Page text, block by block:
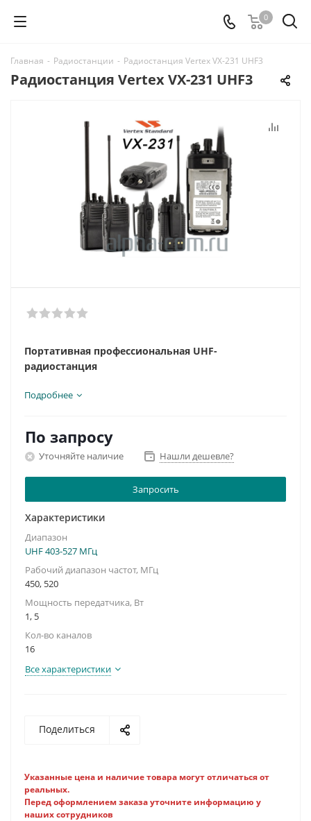
0
Главная - Радиостанции - Радиостанция Vertex VX-231 UHF3
Радиостанция Vertex VX-231 UHF3
Портативная профессиональная UHF-
радиостанция
Радиостанция снята с производства,
Рабочий диапазон частот, МГц: 450-520
Мощность передатчика, Вт: 1,0...5,0
Подробнее
По запросу
Уточняйте наличие Нашли дешевле?
Запросить
Характеристики
Диапазон
UHF 403-527 МГц
Рабочий диапазон частот, МГц
450, 520
Мощность передатчика, Вт
1, 5
Кол-во каналов
16
Все характеристики
Поделиться
Указанные цена и наличие товара могут отличаться от
реальных.
Перед оформлением заказа уточните информацию у
наших сотрудников